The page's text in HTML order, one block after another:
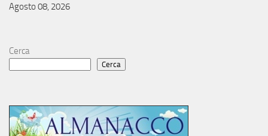
Agosto 08, 2026
Cerca
Cerca